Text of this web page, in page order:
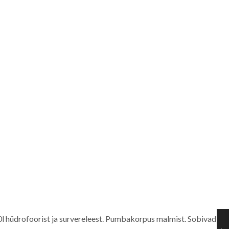
ja survereleest. Pumbakorpus malmist. Sobivad ka